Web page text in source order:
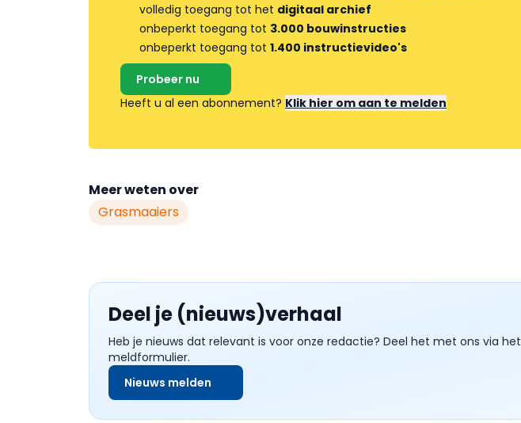
volledig toegang tot het digitaal archief
onbeperkt toegang tot 3.000 bouwinstructies
onbeperkt toegang tot 1.400 instructievideo's
Probeer nu
Heeft u al een abonnement? Klik hier om aan te melden
Meer weten over
Grasmaaiers
Deel je (nieuws)verhaal
Heb je nieuws dat relevant is voor onze redactie? Deel het met ons via het
meldformulier.
Nieuws melden